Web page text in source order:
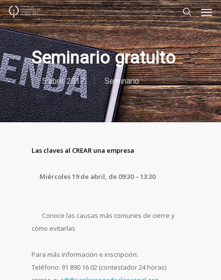
Skip
to
main
content
search
Seminario gratuito
5 abril, 2017 Seminario
Las claves al CREAR una empresa
Miércoles 19de abril, de 09:30 – 13:30
Conoce las causas más comunes de cierre y
cómo evitarlas
Para más información e inscripción:
Teléfono: 91 890 16 02 (contestador 24 horas)